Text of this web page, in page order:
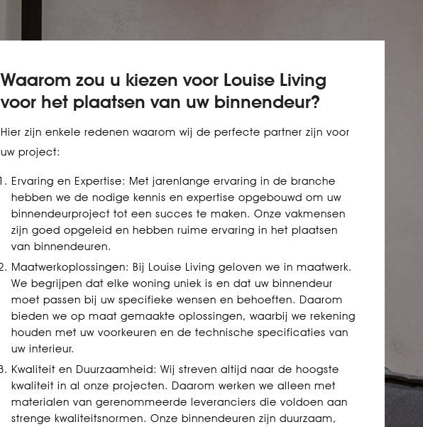
Waarom zou u kiezen voor Louise Living
voor het plaatsen van uw binnendeur?
Hier zijn enkele redenen waarom wij de perfecte partner zijn voor
uw project:
Ervaring en Expertise: Met jarenlange ervaring in de branche
hebben we de nodige kennis en expertise opgebouwd om uw
binnendeurproject tot een succes te maken. Onze vakmensen
zijn goed opgeleid en hebben ruime ervaring in het plaatsen
van binnendeuren.
Maatwerkoplossingen: Bij Louise Living geloven we in maatwerk.
We begrijpen dat elke woning uniek is en dat uw binnendeur
moet passen bij uw specifieke wensen en behoeften. Daarom
bieden we op maat gemaakte oplossingen, waarbij we rekening
houden met uw voorkeuren en de technische specificaties van
uw interieur.
Kwaliteit en Duurzaamheid: Wij streven altijd naar de hoogste
kwaliteit in al onze projecten. Daarom werken we alleen met
materialen van gerenommeerde leveranciers die voldoen aan
strenge kwaliteitsnormen. Onze binnendeuren zijn duurzaam,